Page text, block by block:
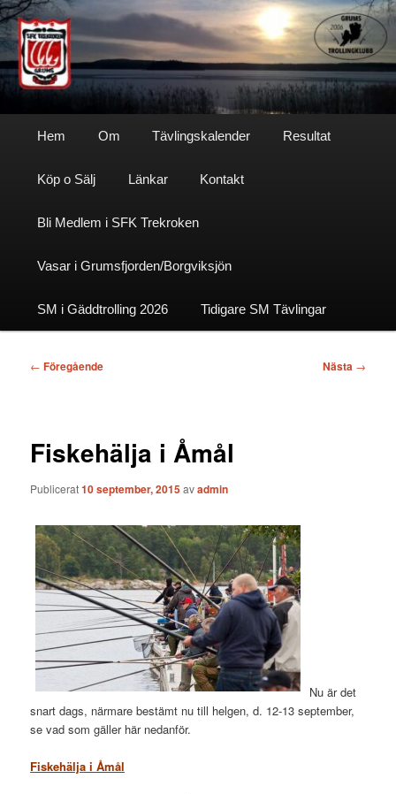
Hoppa
till
primärt
innehållSfktrekroken
Hem Om Tävlingskalender Resultat
Köp o Sälj Länkar Kontakt
Bli Medlem i SFK Trekroken
Vasar i Grumsfjorden/Borgviksjön
SM i Gäddtrolling 2026 Tidigare SM Tävlingar
Inläggsnavigering
← Föregående Nästa →
Fiskehälja i Åmål
Publicerat10 september, 2015avadmin
Nu är det
snart dags, närmare bestämt nu till helgen, d. 12-13 september,
se vad som gäller här nedanför.
Fiskehälja i Åmål